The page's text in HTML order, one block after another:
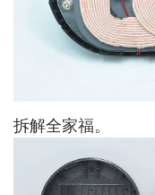
拆解全家福。